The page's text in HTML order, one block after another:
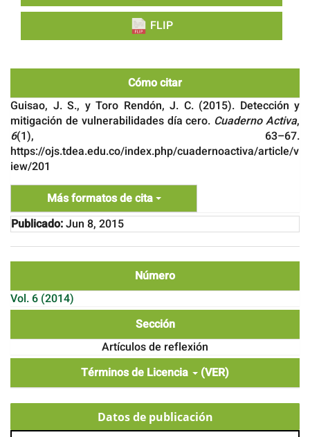
FLIP
Cómo citar
Guisao, J. S., y Toro Rendón, J. C. (2015). Detección y
mitigación de vulnerabilidades día cero. Cuaderno Activa,
6(1), 63–67.
https://ojs.tdea.edu.co/index.php/cuadernoactiva/article/v
iew/201
Más formatos de cita
Publicado:Jun 8, 2015
Número
Vol. 6 (2014)
Sección
Artículos de reflexión
Términos de Licencia
(VER)
Datos de publicación